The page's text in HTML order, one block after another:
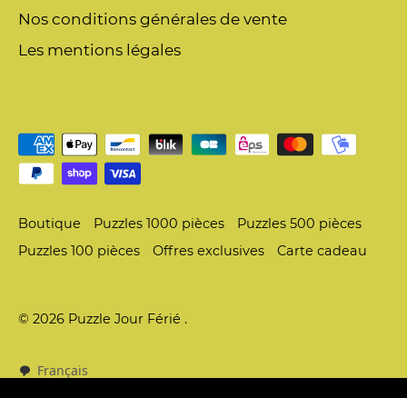
Nos conditions générales de vente
Les mentions légales
Boutique Puzzles 1000 pièces
Puzzles 500 pièces
Puzzles 100 pièces
Offres exclusives Carte cadeau
© 2026 Puzzle Jour Férié .
Français